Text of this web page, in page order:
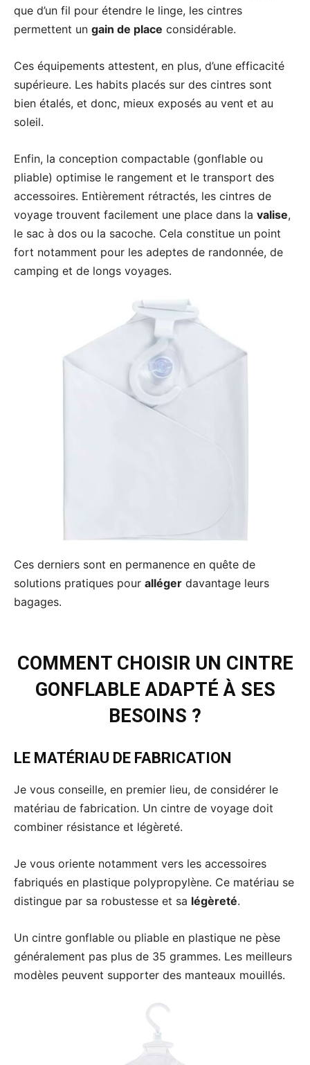
que d’un fil pour étendre le linge, les cintres
permettent un gain de place considérable.
Ces équipements attestent, en plus, d’une efficacité
supérieure. Les habits placés sur des cintres sont
bien étalés, et donc, mieux exposés au vent et au
soleil.
Enfin, la conception compactable (gonflable ou
pliable) optimise le rangement et le transport des
accessoires. Entièrement rétractés, les cintres de
voyage trouvent facilement une place dans la valise,
le sac à dos ou la sacoche. Cela constitue un point
fort notamment pour les adeptes de randonnée, de
camping et de longs voyages.
Ces derniers sont en permanence en quête de
solutions pratiques pour alléger davantage leurs
bagages.
COMMENT CHOISIR UN CINTRE
GONFLABLE ADAPTÉ À SES
BESOINS ?
LE MATÉRIAU DE FABRICATION
Je vous conseille, en premier lieu, de considérer le
matériau de fabrication. Un cintre de voyage doit
combiner résistance et légèreté.
Je vous oriente notamment vers les accessoires
fabriqués en plastique polypropylène. Ce matériau se
distingue par sa robustesse et sa légèreté.
Un cintre gonflable ou pliable en plastique ne pèse
généralement pas plus de 35 grammes. Les meilleurs
modèles peuvent supporter des manteaux mouillés.